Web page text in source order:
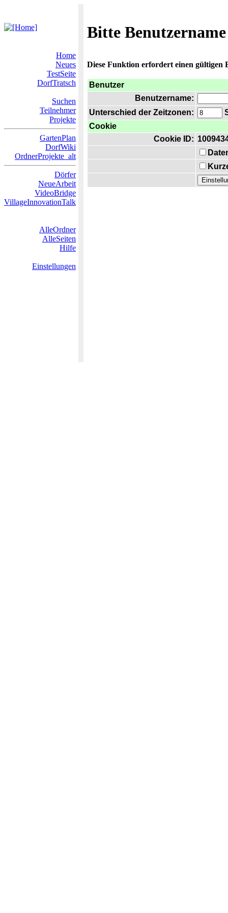
Bitte
Home
Neues
TestSeite
DorfTratsch
Suchen
Teilnehmer
Projekte
GartenPlan
DorfWiki
OrdnerProjekte_alt
Dörfer
NeueArbeit
VideoBridge
VillageInnovationTalk
AlleOrdner
AlleSeiten
Hilfe
Einstellungen
Diese Funktion erfordert einen gültigen
Benutzer
Benutzername:
Unterschied der Zeitzonen:
Cookie
Cookie ID: